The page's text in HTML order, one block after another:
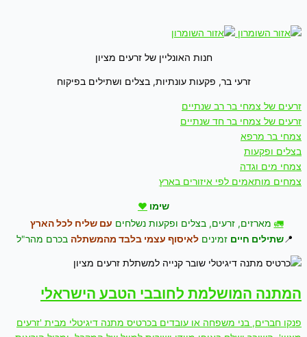
חנות האונליין של זרעים מציון
זרעי בר, פקעות עונתיות, בצלים ושתילים בפיקוח
זרעים של צמחי בר רב שנתיים
זרעים של צמחי בר חד שנתיים
צמחי בר מרפא
בצלים ופקעות
צמחי מים וגדה
צמחים מותאמים לפי איזורים בארץ
שימו ❤
🚛 מארזים, זרעים, בצלים ופקעות נשלחים עם שליח לכל הארץ
📍שתילים חיים זמינים לאיסוף עצמי בלבד מהמשתלה בכרם מהר"ל
המתנה המושלמת לחובבי הטבע הישראלי
פנקו חברים, בני משפחה או עובדים בכרטיס מתנה דיגיטלי מבית 'זרעים